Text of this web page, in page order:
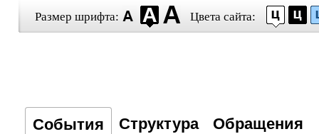
Размер шрифта: Цвета сайта:
События Структура Обращения